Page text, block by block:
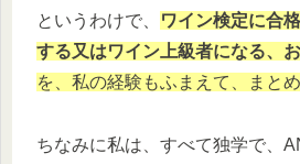
というわけで、
ワイン検定に合
する又はワイン上級者になる、
を、私の経験もふまえて、まと
ちなみに私は、すべて独学で、